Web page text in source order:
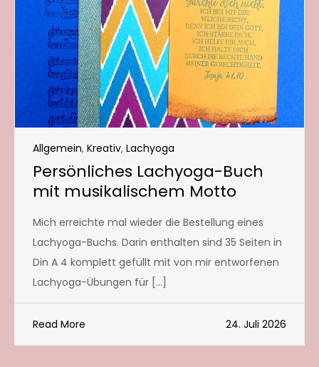
Allgemein, Kreativ, Lachyoga
Persönliches Lachyoga-Buch
mit musikalischem Motto
Mich erreichte mal wieder die Bestellung eines
Lachyoga-Buchs. Darin enthalten sind 35 Seiten in
Din A 4 komplett gefüllt mit von mir entworfenen
Lachyoga-Übungen für […]
Read More 24. Juli 2026